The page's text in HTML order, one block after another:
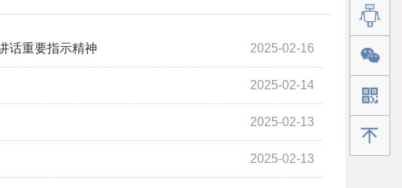
2025-02-16
话重要指示精神
2025-02-14
2025-02-13
2025-02-13
手机版